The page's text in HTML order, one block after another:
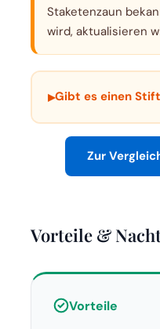
Staketenzaun
wird, aktualisieren
▸Gibt es einen
Zur
Vorteile &
Vorteile